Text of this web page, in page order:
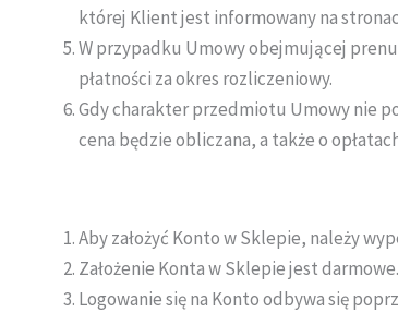
której Klient jest informowany na
W przypadku Umowy obejmującej
płatności za okres rozliczeniowy.
Gdy charakter przedmiotu Umowy nie
cena będzie obliczana, a także o
Aby założyć Konto w Sklepie, należy
Założenie Konta w Sklepie jest darmowe.
Logowanie się na Konto odbywa się